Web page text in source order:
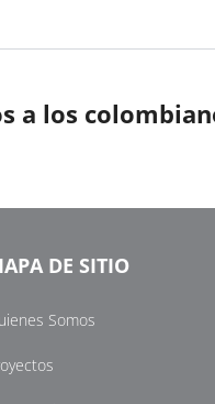
a los
DE SITIO
Somos